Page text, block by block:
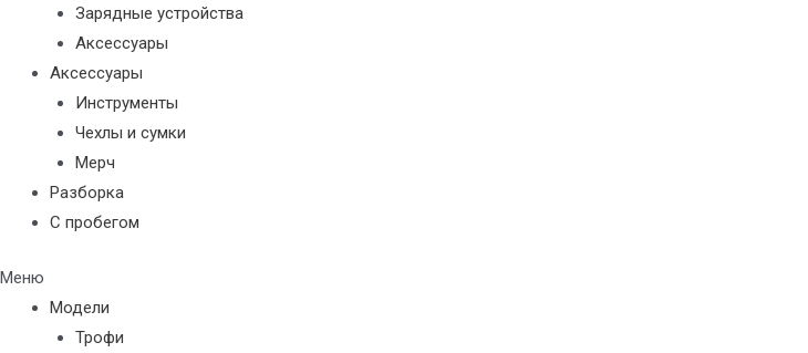
Зарядные устройства
Аксессуары
Аксессуары
Инструменты
Чехлы и сумки
Мерч
Разборка
С пробегом
Меню
Модели
Трофи